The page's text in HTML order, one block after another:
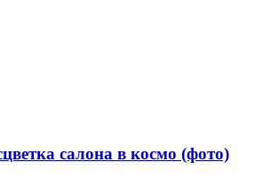
салона в космо (фото)